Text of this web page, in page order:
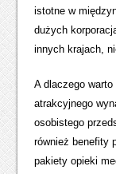
istotne w
dużych
innych krajach,
A dlaczego
atrakcyjnego
osobistego
również benefity
pakiety opieki